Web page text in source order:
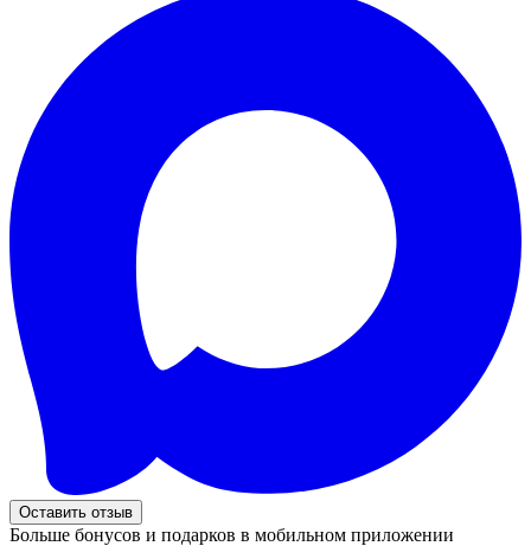
Оставить отзыв
Больше бонусов и подарков в мобильном приложении